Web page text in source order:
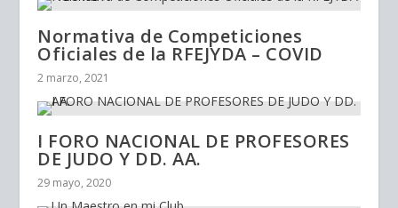
Normativa de Competiciones
Oficiales de la RFEJYDA – COVID
2 marzo, 2021
I FORO NACIONAL DE PROFESORES
DE JUDO Y DD. AA.
29 mayo, 2020